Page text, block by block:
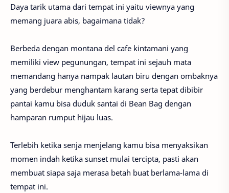
Daya tarik utama dari tempat ini yaitu viewnya yang
memang juara abis, bagaimana tidak?
Berbeda dengan montana del cafe kintamani yang
memiliki view pegunungan, tempat ini sejauh mata
memandang hanya nampak lautan biru dengan ombaknya
yang berdebur menghantam karang serta tepat dibibir
pantai kamu bisa duduk santai di Bean Bag dengan
hamparan rumput hijau luas.
Terlebih ketika senja menjelang kamu bisa menyaksikan
momen indah ketika sunset mulai tercipta, pasti akan
membuat siapa saja merasa betah buat berlama-lama di
tempat ini.